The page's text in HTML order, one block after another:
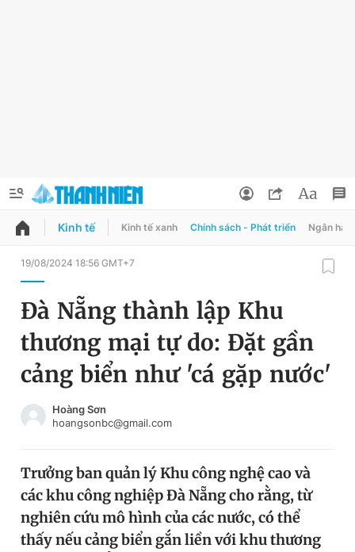
QUẢNG CÁO
Chuyên mục
Chuyên mục khác
Chào ngày mới
Video Magazine
Đổi mật khẩu
Tin đã lưu
Tin đã xem
Đăng xuất
Kinh tế Kinh tế xanh Chính sách - Phát triển Ngân
19/08/2024 18:56 GMT+7
Đà Nẵng thành lập Khu
thương mại tự do: Đặt gần
cảng biển như 'cá gặp nước'
Hoàng Sơn
hoangsonbc@gmail.com
Trưởng ban quản lý Khu công nghệ cao và
các khu công nghiệp Đà Nẵng cho rằng, từ
nghiên cứu mô hình của các nước, có thể
thấy nếu cảng biển gắn liền với khu thương